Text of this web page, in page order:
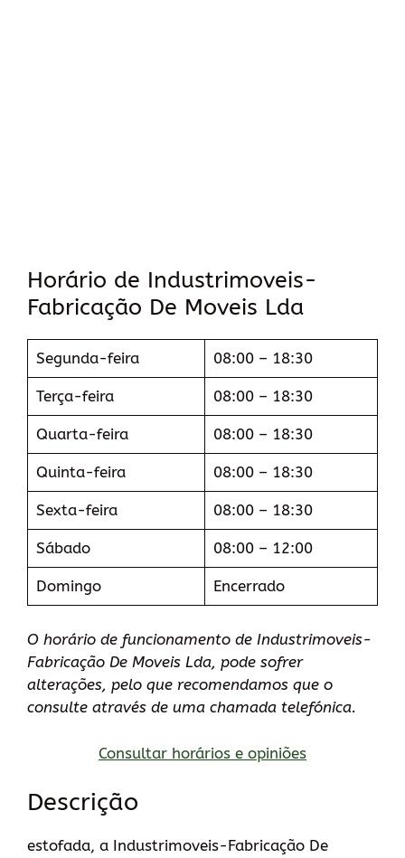
Horário de Industrimoveis-
Fabricação De Moveis Lda
Segunda-feira 08:00 – 18:30
Terça-feira 08:00 – 18:30
Quarta-feira 08:00 – 18:30
Quinta-feira 08:00 – 18:30
Sexta-feira 08:00 – 18:30
Sábado 08:00 – 12:00
Domingo Encerrado
O horário de funcionamento de Industrimoveis-
Fabricação De Moveis Lda, pode sofrer
alterações, pelo que recomendamos que o
consulte através de uma chamada telefónica.
Consultar horários e opiniões
Descrição
estofada, a Industrimoveis-Fabricação De